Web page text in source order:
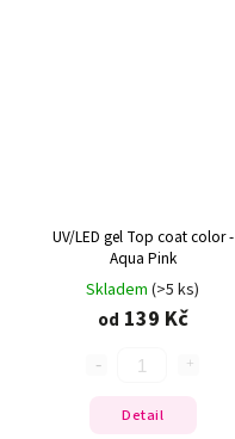
UV/LED gel Top coat color -
Aqua Pink
Skladem (>5 ks)
od 139 Kč
Detail